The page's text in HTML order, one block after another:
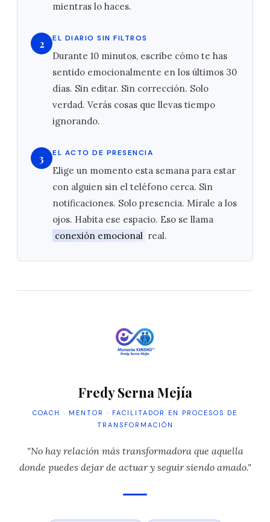
mientras lo haces.
2 EL DIARIO SIN FILTROS
Durante 10 minutos, escribe cómo te has
sentido emocionalmente en los últimos 30
días. Sin editar. Sin corrección. Solo
verdad. Verás cosas que llevas tiempo
ignorando.
3 EL ACTO DE PRESENCIA
Elige un momento esta semana para estar
con alguien sin el teléfono cerca. Sin
notificaciones. Solo presencia. Mírale a los
ojos. Habita ese espacio. Eso se llama
conexión emocional real.
Fredy Serna Mejía
COACH · MENTOR · FACILITADOR EN PROCESOS DE
TRANSFORMACIÓN
"No hay relación más transformadora que aquella
donde puedes dejar de actuar y seguir siendo amado."